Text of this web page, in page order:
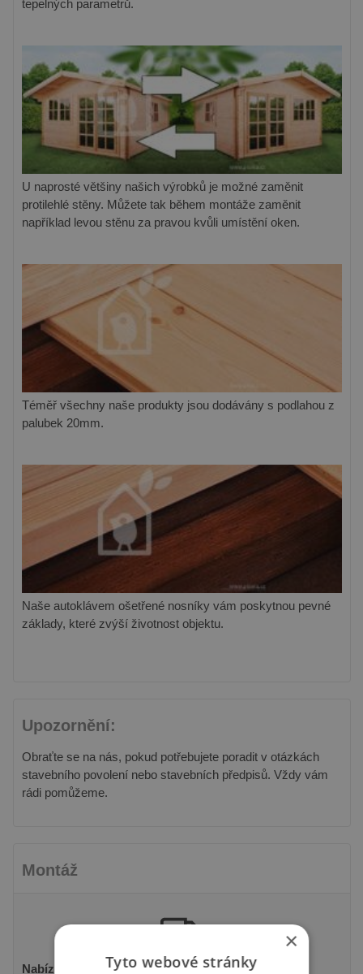
tepelných parametrů.
U naprosté většiny našich výrobků je možné zaměnit
protilehlé stěny. Můžete tak během montáže zaměnit
například levou stěnu za pravou kvůli umístění oken.
Téměř všechny naše produkty jsou dodávány s podlahou z
palubek 20mm.
Naše autoklávem ošetřené nosníky vám poskytnou pevné
základy, které zvýší životnost objektu.
Upozornění:
Obraťte se na nás, pokud potřebujete poradit v otázkách
stavebního povolení nebo stavebních předpisů. Vždy vám
rádi pomůžeme.
Montáž
Nabízíme montáž, která zahrnuje:
×
Tyto webové stránky